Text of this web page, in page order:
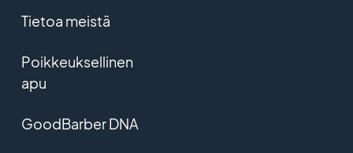
Tietoa meistä
Poikkeuksellinen
apu
GoodBarber DNA